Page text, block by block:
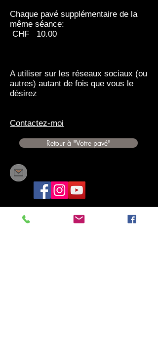
Chaque pavé supplémentaire de la
même séance:
CHF 10.00
A utiliser sur les réseaux sociaux (ou
autres) autant de fois que vous le
désirez
Contactez-moi
Retour à "Votre pavé"
Conditions générales de vente